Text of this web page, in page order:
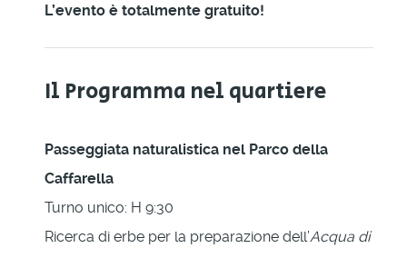
L’evento è totalmente gratuito!
Il Programma nel quartiere
Passeggiata naturalistica nel Parco della
Caffarella
Turno unico: H 9:30
Ricerca di erbe per la preparazione dell’Acqua di